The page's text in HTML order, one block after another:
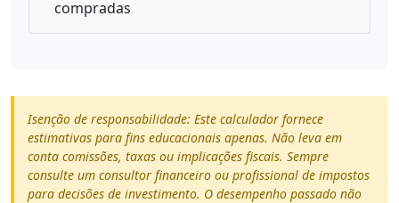
compradas
Isenção de responsabilidade: Este calculador fornece
estimativas para fins educacionais apenas. Não leva em
conta comissões, taxas ou implicações fiscais. Sempre
consulte um consultor financeiro ou profissional de impostos
para decisões de investimento. O desempenho passado não